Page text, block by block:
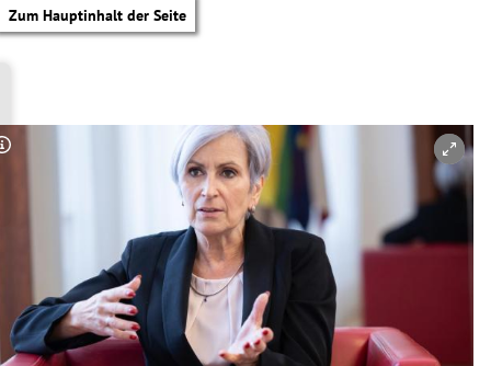
Zum Hauptinhalt der Seite
Copyright-Hinweis öffnen/schließen